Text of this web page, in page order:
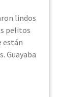
lindos
pelitos
están
Guayaba